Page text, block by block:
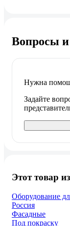
Вопросы
Нужна
Задайте
Этот товар
Оборудование
Россия
Фасадные
Под покраску